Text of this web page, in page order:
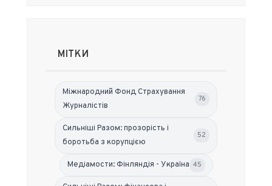
МІТКИ
Міжнародний Фонд Страхування
Журналістів
76
Сильніші Разом: прозорість і
боротьба з корупцією
52
Медіамости: Фінляндія - Україна 45